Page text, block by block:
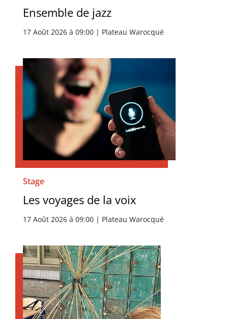
Ensemble de jazz
17 Août 2026 à 09:00 | Plateau Warocqué
Stage
Les voyages de la voix
17 Août 2026 à 09:00 | Plateau Warocqué